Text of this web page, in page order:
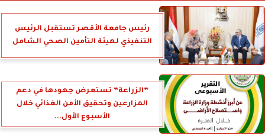
رئيس جامعة الأقصر تستقبل الرئيس
التنفيذي لهيئة التأمين الصحي الشامل
”الزراعة” تستعرض جهودها في دعم
المزارعين وتحقيق الأمن الغذائي خلال
الأسبوع الأول...